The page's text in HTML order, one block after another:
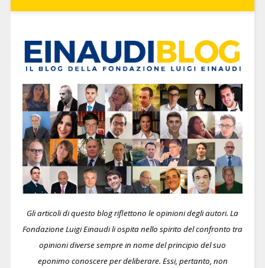
Gli articoli di questo blog riflettono le opinioni degli autori. La
Fondazione Luigi Einaudi li ospita nello spirito del confronto tra
opinioni diverse sempre in nome del principio del suo
eponimo conoscere per deliberare. Essi, pertanto, non